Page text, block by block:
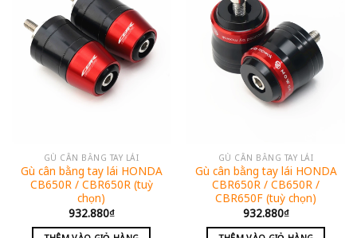
GÙ CÂN BẰNG TAY LÁI
Gù cân bằng tay lái HONDA
CB650R / CBR650R (tuỳ
chọn)
932.880₫
GÙ CÂN BẰNG TAY LÁI
Gù cân bằng tay lái HONDA
CBR650R / CB650R /
CBR650F (tuỳ chọn)
932.880₫